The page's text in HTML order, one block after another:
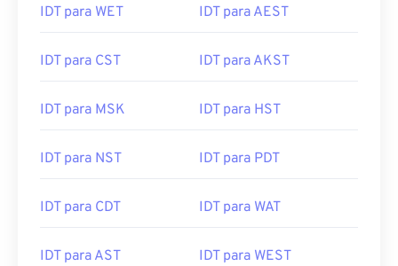
IDT para WET IDT para AEST
IDT para CST IDT para AKST
IDT para MSK IDT para HST
IDT para NST IDT para PDT
IDT para CDT IDT para WAT
IDT para AST IDT para WEST